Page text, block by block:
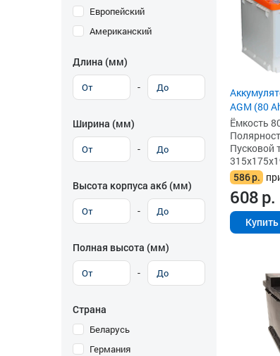
Европейский
Американский
Длина (мм)
-
Ширина (мм)
-
Высота корпуса акб (мм)
-
Полная высота (мм)
-
Страна
Беларусь
Германия
AGM (80
Ёмкость
Пусковой
586р.
608р.
Купить